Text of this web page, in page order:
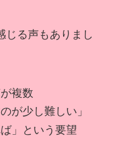
じる声もありまし
複数
が少し難しい」
」という要望